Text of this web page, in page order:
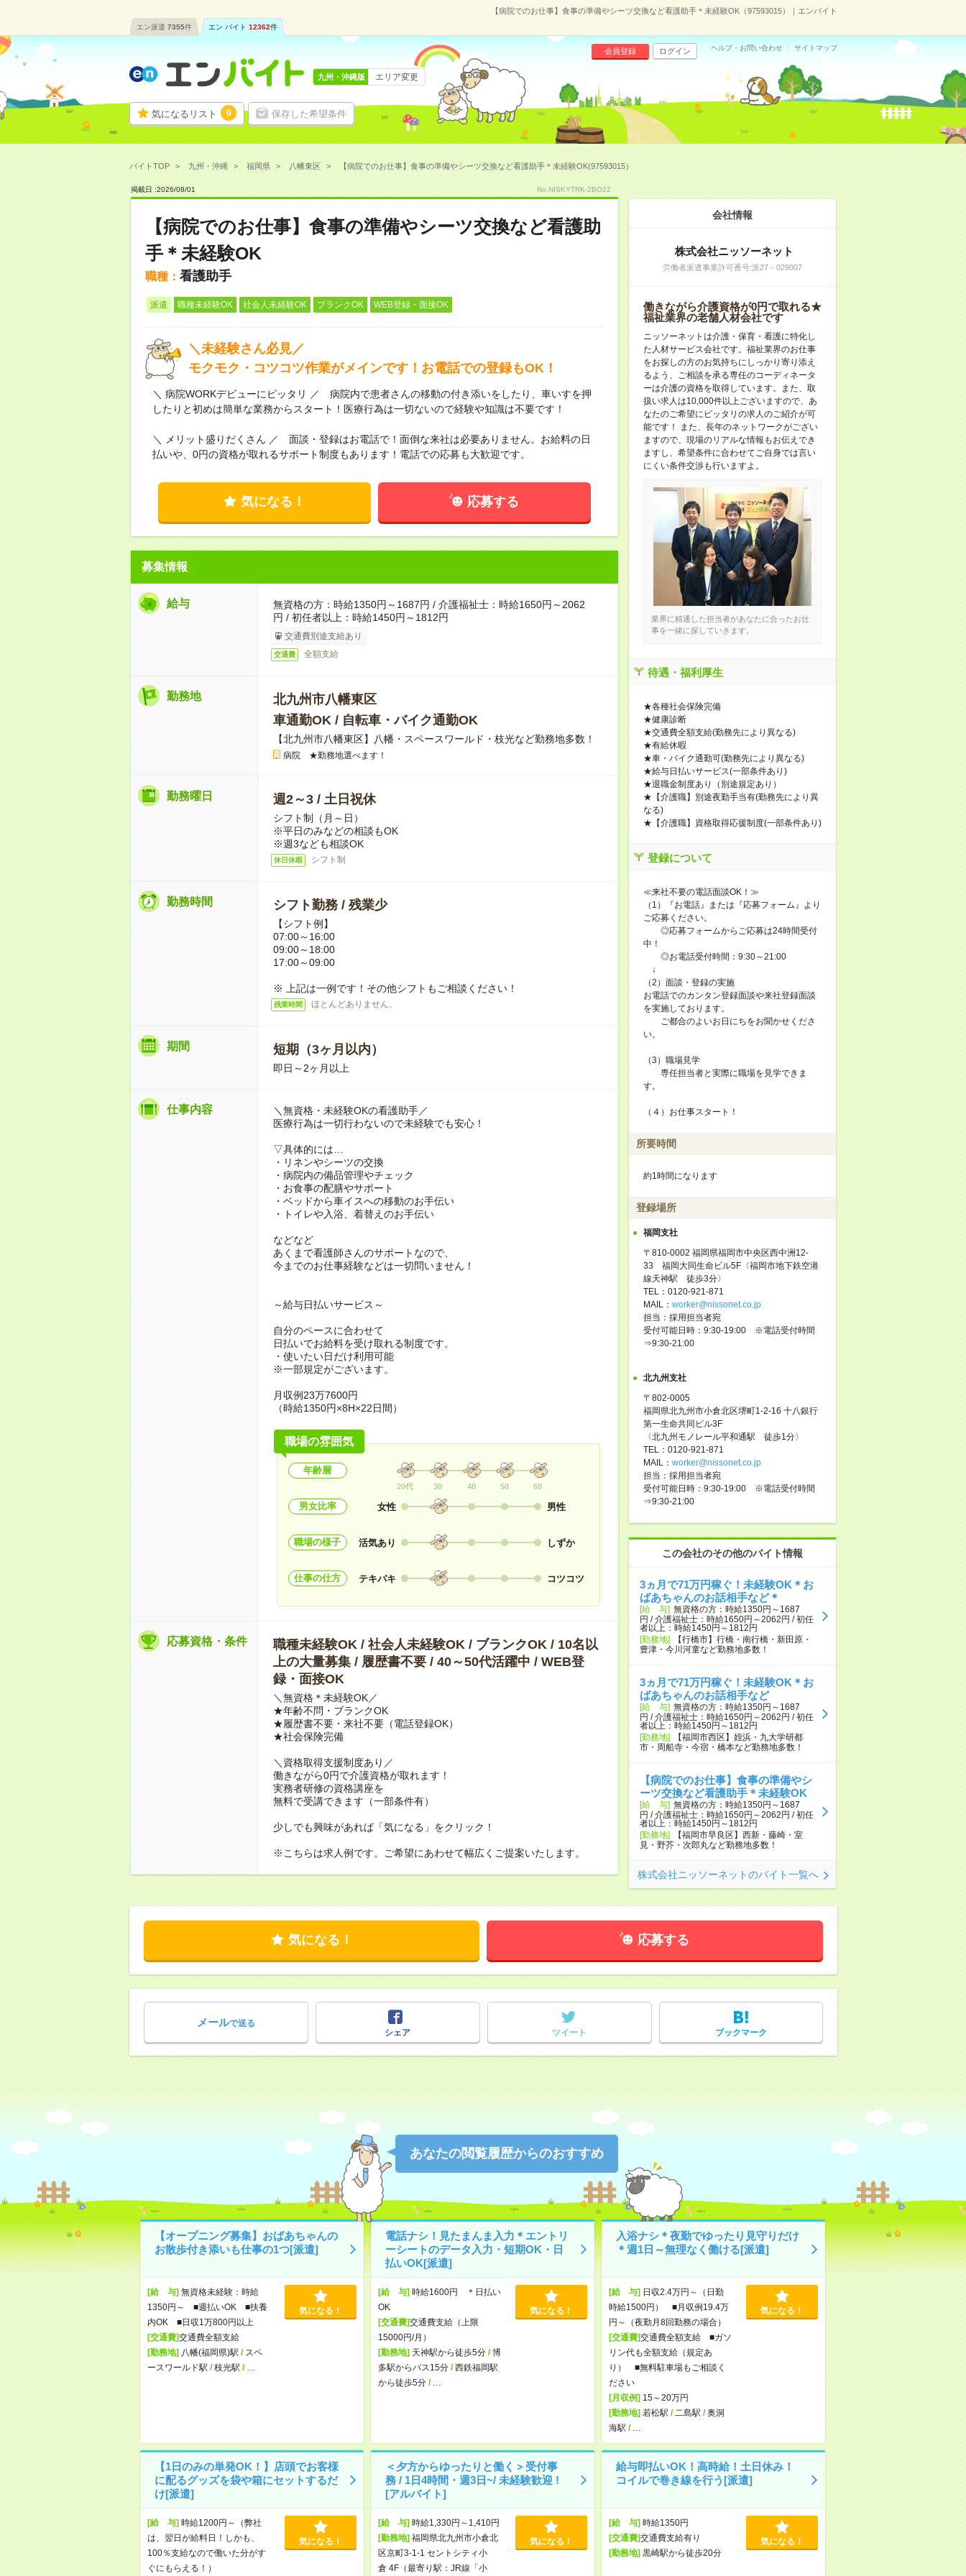
【病院でのお仕事】食事の準備やシーツ交換など看護助手＊未経験OK（97593015）｜エンバイト
エン派遣 7355件 エン バイト 12362件
気になるリスト 0 保存した希望条件
会員登録 ログイン ヘルプ・お問い合わせ サイトマップ
九州・沖縄版 エリア変更
バイトTOP 九州・沖縄 福岡県 八幡東区 【病院でのお仕事】食事の準備やシーツ交換など看護助手＊未経験OK(97593015）
掲載日 :2026/08/01 No.NISKYTRK-2BO22
【病院でのお仕事】食事の準備やシーツ交換など看護助
手＊未経験OK
職種： 看護助手
派遣 職種未経験OK 社会人未経験OK ブランクOK WEB登録・面接OK
＼未経験さん必見／
モクモク・コツコツ作業がメインです！お電話での登録もOK！
＼ 病院WORKデビューにピッタリ ／ 病院内で患者さんの移動の付き添いをしたり、車いすを押
したりと初めは簡単な業務からスタート！医療行為は一切ないので経験や知識は不要です！
＼ メリット盛りだくさん ／ 面談・登録はお電話で！面倒な来社は必要ありません。お給料の日
払いや、0円の資格が取れるサポート制度もあります！電話での応募も大歓迎です。
気になる！ 応募する
募集情報
給与
無資格の方：時給1350円～1687円 / 介護福祉士：時給1650円～2062
円 / 初任者以上：時給1450円～1812円
交通費別途支給あり
交通費 全額支給
勤務地
北九州市八幡東区
車通勤OK / 自転車・バイク通勤OK
【北九州市八幡東区】八幡・スペースワールド・枝光など勤務地多数！
病院 ★勤務地選べます！
勤務曜日 週2～3 / 土日祝休
シフト制（月～日）
※平日のみなどの相談もOK
※週3なども相談OK
休日休暇 シフト制
勤務時間 シフト勤務 / 残業少
【シフト例】
07:00～16:00
09:00～18:00
17:00～09:00
※ 上記は一例です！その他シフトもご相談ください！
残業時間 ほとんどありません。
期間 短期（3ヶ月以内）
即日～2ヶ月以上
仕事内容
＼無資格・未経験OKの看護助手／
医療行為は一切行わないので未経験でも安心！
▽具体的には…
・リネンやシーツの交換
・病院内の備品管理やチェック
・お食事の配膳やサポート
・ベッドから車イスへの移動のお手伝い
・トイレや入浴、着替えのお手伝い
などなど
あくまで看護師さんのサポートなので、
今までのお仕事経験などは一切問いません！
～給与日払いサービス～
自分のペースに合わせて
日払いでお給料を受け取れる制度です。
・使いたい日だけ利用可能
※一部規定がございます。
月収例23万7600円
（時給1350円×8H×22日間）
職場の雰囲気
年齢層
20代 30 40 50 60
男女比率 女性 男性
職場の様子 活気あり しずか
仕事の仕方 テキパキ コツコツ
応募資格・条件
職種未経験OK / 社会人未経験OK / ブランクOK / 10名以
上の大量募集 / 履歴書不要 / 40～50代活躍中 / WEB登
録・面接OK
＼無資格＊未経験OK／
★年齢不問・ブランクOK
★履歴書不要・来社不要（電話登録OK）
★社会保険完備
＼資格取得支援制度あり／
働きながら0円で介護資格が取れます！
実務者研修の資格講座を
無料で受講できます（一部条件有）
少しでも興味があれば「気になる」をクリック！
※こちらは求人例です。ご希望にあわせて幅広くご提案いたします。
会社情報
株式会社ニッソーネット
労働者派遣事業許可番号:派27－029007
働きながら介護資格が0円で取れる★
福祉業界の老舗人材会社です
ニッソーネットは介護・保育・看護に特化し
た人材サービス会社です。福祉業界のお仕事
をお探しの方のお気持ちにしっかり寄り添え
るよう、ご相談を承る専任のコーディネータ
ーは介護の資格を取得しています。また、取
扱い求人は10,000件以上ございますので、あ
なたのご希望にピッタリの求人のご紹介が可
能です！ また、長年のネットワークがござい
ますので、現場のリアルな情報もお伝えでき
ますし、希望条件に合わせてご自身では言い
にくい条件交渉も行いますよ。
業界に精通した担当者があなたに合ったお仕
事を一緒に探していきます。
待遇・福利厚生
★各種社会保険完備
★健康診断
★交通費全額支給(勤務先により異なる)
★有給休暇
★車・バイク通勤可(勤務先により異なる)
★給与日払いサービス(一部条件あり)
★退職金制度あり（別途規定あり）
★【介護職】別途夜勤手当有(勤務先により異
なる)
★【介護職】資格取得応援制度(一部条件あり)
登録について
≪来社不要の電話面談OK！≫
（1）『お電話』または『応募フォーム』より
ご応募ください。
◎応募フォームからご応募は24時間受付
中！
◎お電話受付時間：9:30～21:00
↓
（2）面談・登録の実施
お電話でのカンタン登録面談や来社登録面談
を実施しております。
ご都合のよいお日にちをお聞かせくださ
い。
（3）職場見学
専任担当者と実際に職場を見学できま
す。
（４）お仕事スタート！
所要時間
約1時間になります
登録場所
福岡支社
〒810-0002 福岡県福岡市中央区西中洲12-
33 福岡大同生命ビル5F〈福岡市地下鉄空港
線天神駅 徒歩3分〉
TEL：0120-921-871
MAIL： worker@nissonet.co.jp
担当：採用担当者宛
受付可能日時：9:30-19:00 ※電話受付時間
⇒9:30-21:00
北九州支社
〒802-0005
福岡県北九州市小倉北区堺町1-2-16 十八銀行
第一生命共同ビル3F
〈北九州モノレール平和通駅 徒歩1分〉
TEL：0120-921-871
MAIL： worker@nissonet.co.jp
担当：採用担当者宛
受付可能日時：9:30-19:00 ※電話受付時間
⇒9:30-21:00
この会社のその他のバイト情報
3ヵ月で71万円稼ぐ！未経験OK＊お
ばあちゃんのお話相手など＊
[給 与] 無資格の方：時給1350円～1687
円 / 介護福祉士：時給1650円～2062円 / 初任
者以上：時給1450円～1812円
[勤務地]
【行橋市】行橋・南行橋・新田原・
豊津・今川河童など勤務地多数！
3ヵ月で71万円稼ぐ！未経験OK＊お
ばあちゃんのお話相手など
[給 与] 無資格の方：時給1350円～1687
円 / 介護福祉士：時給1650円～2062円 / 初任
者以上：時給1450円～1812円
[勤務地]
【福岡市西区】姪浜・九大学研都
市・周船寺・今宿・橋本など勤務地多数！
【病院でのお仕事】食事の準備やシ
ーツ交換など看護助手＊未経験OK
[給 与] 無資格の方：時給1350円～1687
円 / 介護福祉士：時給1650円～2062円 / 初任
者以上：時給1450円～1812円
[勤務地]
【福岡市早良区】西新・藤崎・室
見・野芥・次郎丸など勤務地多数！
株式会社ニッソーネットのバイト一覧へ
気になる！ 応募する
メールで送る
シェア
ツイート ブックマーク
あなたの閲覧履歴からのおすすめ
【オープニング募集】おばあちゃんの
お散歩付き添いも仕事の1つ[派遣]
[給 与]無資格未経験：時給
1350円～ ■週払いOK ■扶養
内OK ■日収1万800円以上
[交通費]交通費全額支給
[勤務地]八幡(福岡県)駅 / スペ
ースワールド駅 /枝光駅 /
気になる！
電話ナシ！見たまんま入力＊エントリ
ーシートのデータ入力・短期OK・日
払いOK[派遣]
[給 与]時給1600円 ＊日払い
OK
[交通費]交通費支給（上限
15000円/月）
[勤務地]天神駅から徒歩5分/博
多駅からバス15分/西鉄福岡駅
から徒歩5分/
気になる！
入浴ナシ＊夜勤でゆったり見守りだけ
＊週1日～無理なく働ける[派遣]
[給 与]日収2.4万円～（日勤
時給1500円） ■月収例19.4万
円～（夜勤月8回勤務の場合）
[交通費]交通費全額支給 ■ガソ
リン代も全額支給（規定あ
り） ■無料駐車場もご相談く
ださい
[月収例]15～20万円
[勤務地]若松駅 / 二島駅 /奥洞
海駅 /
気になる！
【1日のみの単発OK！】店頭でお客様
に配るグッズを袋や箱にセットするだ
け[派遣]
[給 与]時給1200円～（弊社
は、翌日が給料日！しかも、
100％支給なので働いた分がす
ぐにもらえる！）
気になる！
＜夕方からゆったりと働く＞受付事
務 / 1日4時間・週3日~/ 未経験歓迎 !
[アルバイト]
[給 与]時給1,330円～1,410円
[勤務地]福岡県北九州市小倉北
区京町3-1-1 セントシティ小
倉 4F（最寄り駅：JR線「小
気になる！
給与即払いOK！高時給！土日休み！
コイルで巻き線を行う[派遣]
[給 与]時給1350円
[交通費]交通費支給有り
[勤務地]黒崎駅から徒歩20分
気になる！